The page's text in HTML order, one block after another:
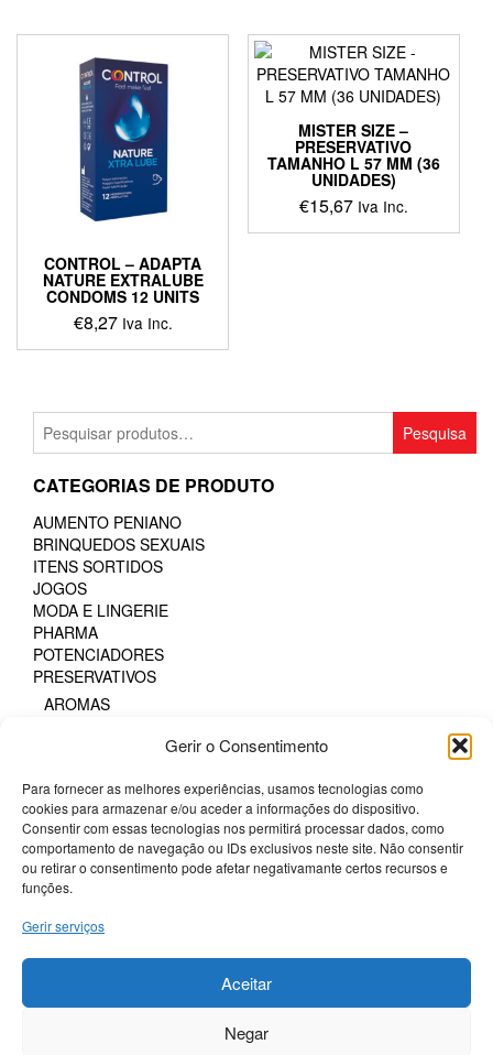
Gerir o Consentimento
Para fornecer as melhores experiências, usamos tecnologias como
cookies para armazenar e/ou aceder a informações do dispositivo.
Consentir com essas tecnologias nos permitirá processar dados, como
comportamento de navegação ou IDs exclusivos neste site. Não consentir
ou retirar o consentimento pode afetar negativamante certos recursos e
funções.
Gerir serviços
Aceitar
Negar
CONTROL – ADAPTA
NATURE EXTRALUBE
CONDOMS 12 UNITS
€8,27 Iva Inc.
MISTER SIZE –
PRESERVATIVO
TAMANHO L 57 MM (36
UNIDADES)
€15,67 Iva Inc.
Pesquisar
por:
Pesquisa
CATEGORIAS DE PRODUTO
AUMENTO PENIANO
BRINQUEDOS SEXUAIS
ITENS SORTIDOS
JOGOS
MODA E LINGERIE
PHARMA
POTENCIADORES
PRESERVATIVOS
AROMAS
FAIXA DE PRAZER PROLONGADA
PARA MULHERES
PROTEÇÃO SEXUAL ORAL
SEM LÁTEX
TODOS OS TAMANHOS
TODOS OS TAMANHOS DE CAIXA
Termos e Condições